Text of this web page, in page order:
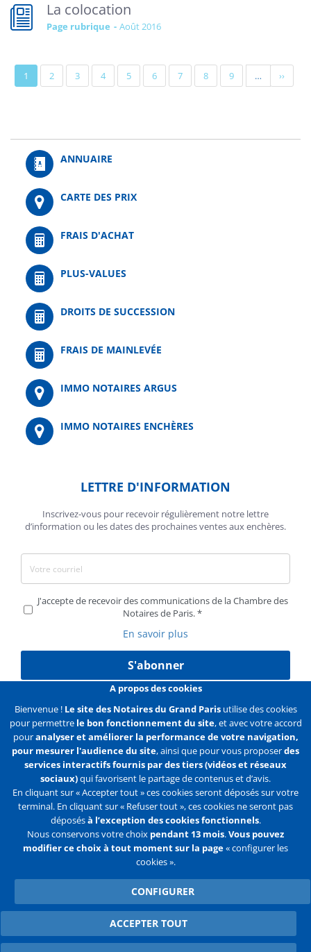
La colocation
Page rubrique août 2016
Pagination
Page
actuelle
1 Page
2 Page
3 Page
4 Page
5 Page
6 Page
7 Page
8 Page
9 …
Page
››
ANNUAIRE
CARTE DES PRIX
FRAIS D'ACHAT
PLUS-VALUES
DROITS DE SUCCESSION
FRAIS DE MAINLEVÉE
IMMO NOTAIRES ARGUS
IMMO NOTAIRES ENCHÈRES
LETTRE D'INFORMATION
Inscrivez-vous pour recevoir régulièrement notre lettre
d’information ou les dates des prochaines ventes aux enchères.
J'accepte de recevoir des communications de la Chambre des
Notaires de Paris.
En savoir plus
S'abonner
Liens Mentions légales Données personnelles
Politique des cookies Configurer les cookies
Liens
2e
ligne
Accueil Contact Plan du site
Flux
FacebookYoutube
Twitter
A propos des cookies
Bienvenue ! Le site des Notaires du Grand Parisutilise des cookies
pour permettre le bon fonctionnement du site, et avec votre accord
pouranalyser et améliorer la performance de votre navigation,
pour mesurer l'audience du site, ainsi que pour vous proposerdes
services interactifs fournis par des tiers (vidéos et réseaux
sociaux)qui favorisent le partage de contenus et d’avis.
En cliquant sur « Accepter tout » ces cookies seront déposés sur votre
terminal. En cliquant sur « Refuser tout », ces cookies ne seront pas
déposésà l’exception des cookies fonctionnels.
Nous conservons votre choix pendant 13 mois.Vous pouvez
modifier ce choix à tout moment sur la page« configurer les
cookies ».
CONFIGURER
ACCEPTER TOUT
WITHDRAW CONSENT